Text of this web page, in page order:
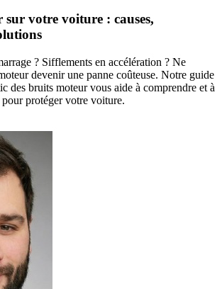
votre voiture : causes,
? Sifflements en accélération ? Ne
devenir une panne coûteuse. Notre guide
des bruits moteur vous aide à comprendre et à
protéger votre voiture.